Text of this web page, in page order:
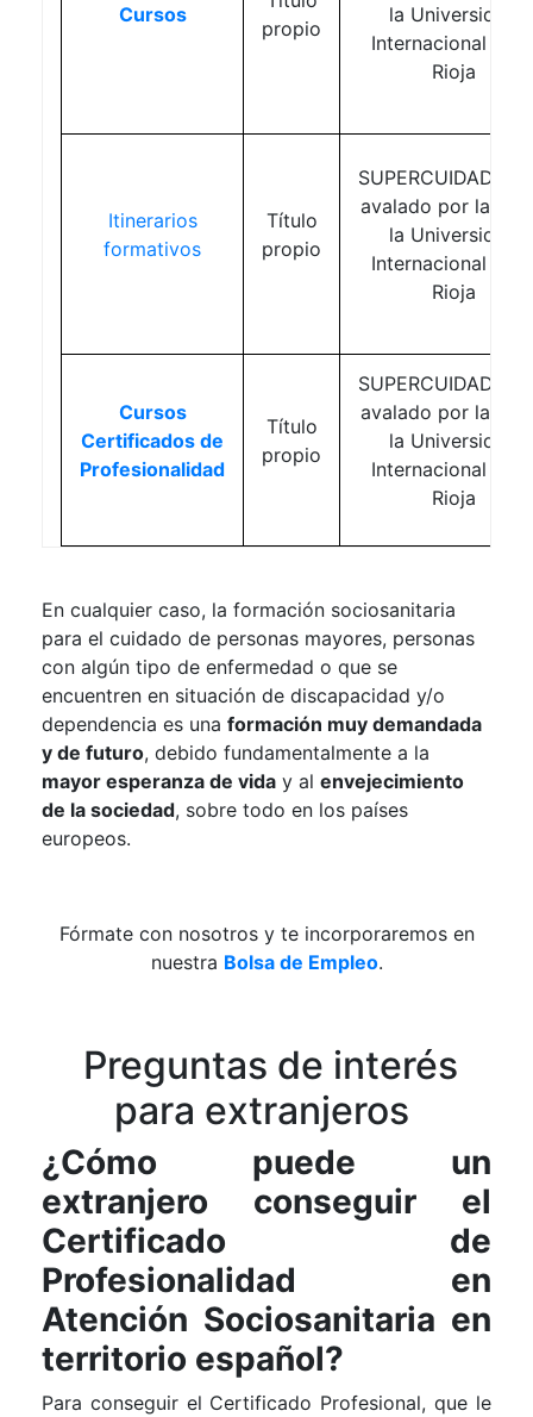
Cursos
propio
la Universidad
Internacional de
Rioja
Itinerarios
formativos
Título
propio
avalado por la
la Universidad
Internacional de
Rioja
Cursos
Certificados de
Profesionalidad
Título
propio
avalado por la
la Universidad
Internacional de
Rioja
En cualquier caso, la formación sociosanitaria
para el cuidado de personas mayores, personas
con algún tipo de enfermedad o que se
encuentren en situación de discapacidad y/o
dependencia es una formación muy demandada
y de futuro, debido fundamentalmente a la
mayor esperanza de vida y al envejecimiento
de la sociedad, sobre todo en los países
europeos.
Fórmate con nosotros y te incorporaremos en
nuestra Bolsa de Empleo.
Preguntas de interés
para extranjeros
¿Cómo puede un
extranjero conseguir el
Certificado de
Profesionalidad en
Atención Sociosanitaria en
territorio español?
Para conseguir el Certificado Profesional, que le